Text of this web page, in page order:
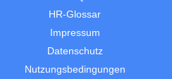
HR-Glossar
Impressum
Datenschutz
Nutzungsbedingungen